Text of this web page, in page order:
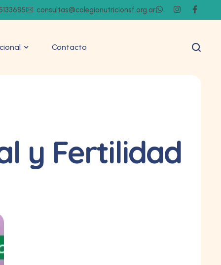
consultas@colegionutricionsf.org.ar
Contacto
y Fertilidad